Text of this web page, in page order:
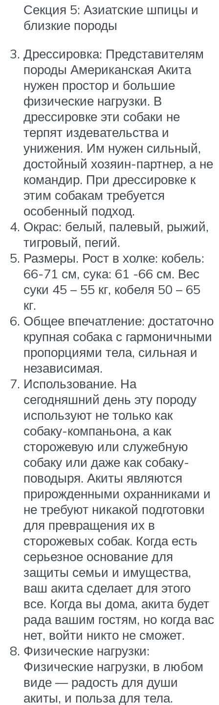
Секция 5: Азиатские шпицы и
близкие породы
Дрессировка: Представителям
породы Американская Акита
нужен простор и большие
физические нагрузки. В
дрессировке эти собаки не
терпят издевательства и
унижения. Им нужен сильный,
достойный хозяин-партнер, а не
командир. При дрессировке к
этим собакам требуется
особенный подход.
Окрас: белый, палевый, рыжий,
тигровый, пегий.
Размеры. Рост в холке: кобель:
66-71 см, сука: 61 -66 см. Вес
суки 45 – 55 кг, кобеля 50 – 65
кг.
Общее впечатление: достаточно
крупная собака с гармоничными
пропорциями тела, сильная и
независимая.
Использование. На
сегодняшний день эту породу
используют не только как
собаку-компаньона, а как
сторожевую или служебную
собаку или даже как собаку-
поводыря. Акиты являются
прирожденными охранниками и
не требуют никакой подготовки
для превращения их в
сторожевых собак. Когда есть
серьезное основание для
защиты семьи и имущества,
ваш акита сделает для этого
все. Когда вы дома, акита будет
рада вашим гостям, но когда вас
нет, войти никто не сможет.
Физические нагрузки:
Физические нагрузки, в любом
виде — радость для души
акиты, и польза для тела.